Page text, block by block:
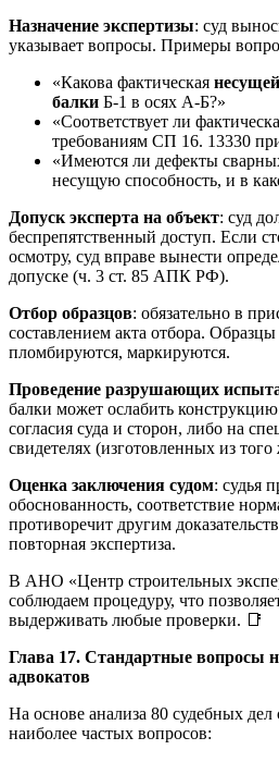
Назначение экспертизы: суд
указывает вопросы. Примеры
«Какова фактическая
балки Б-1 в осях А-Б?»
«Соответствует ли
требованиям СП 16. 13330
«Имеются ли дефекты
несущую способность, и в
Допуск эксперта на объект: суд
беспрепятственный доступ. Если
осмотру, суд вправе вынести
допуске (ч. 3 ст. 85 АПК РФ).
Отбор образцов: обязательно в
составлением акта отбора.
пломбируются, маркируются.
Проведение разрушающих
балки может ослабить
согласия суда и сторон, либо на
свидетелях (изготовленных из того
Оценка заключения судом: судья
обоснованность, соответствие
противоречит другим
повторная экспертиза.
В АНО «Центр строительных
соблюдаем процедуру, что
выдерживать любые проверки. 📑
Глава 17. Стандартные вопросы
адвокатов
На основе анализа 80 судебных дел
наиболее частых вопросов: